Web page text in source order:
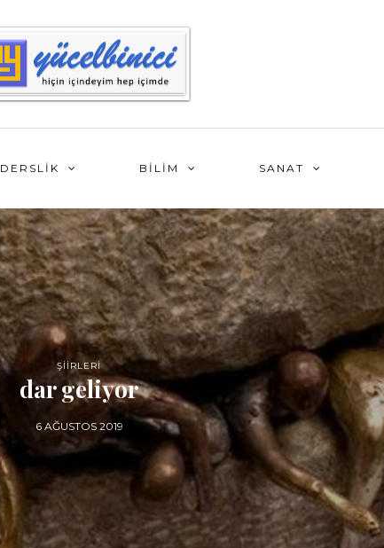
DERSLİK BİLİM SANAT
ŞİİRLERİ
dar geliyor
6 AĞUSTOS 2019